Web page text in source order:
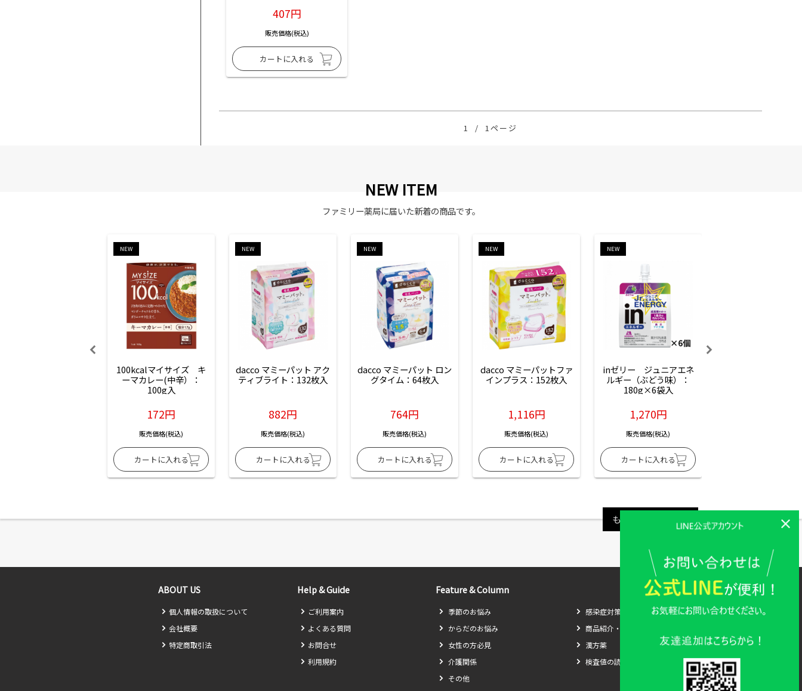
407円
販売価格(税込)
1 / 1ページ
NEW ITEM
ファミリー薬局に届いた新着の商品です。
NEW
100kcalマイサイズ　キ
ーマカレー(中辛）：
100g入
172円
販売価格(税込)
NEW
dacco マミーパット アク
ティブライト：132枚入
882円
販売価格(税込)
NEW
dacco マミーパット ロン
グタイム：64枚入
764円
販売価格(税込)
NEW
dacco マミーパットファ
インプラス：152枚入
1,116円
販売価格(税込)
NEW
inゼリー　ジュニアエネ
ルギー（ぶどう味）：
180g×6袋入
1,270円
販売価格(税込)
もっと見る
ABOUT US
個人情報の取扱について
会社概要
特定商取引法
Help & Guide
ご利用案内
よくある質問
お問合せ
利用規約
Feature & Column
季節のお悩み
感染症対策
からだのお悩み
商品紹介・比較
女性の方必見
漢方薬
介護関係
検査値の読み方
その他